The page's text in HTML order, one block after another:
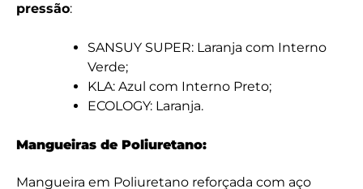
pressão:
SANSUY SUPER: Laranja com Interno
Verde;
KLA: Azul com Interno Preto;
ECOLOGY: Laranja.
Mangueiras de Poliuretano:
Mangueira em Poliuretano reforçada com aço